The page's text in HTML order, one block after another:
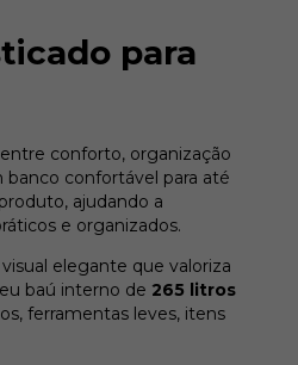
para
conforto, organização
confortável para até
ajudando a
e organizados.
elegante que valoriza
baú interno de 265 litros
ferramentas leves, itens